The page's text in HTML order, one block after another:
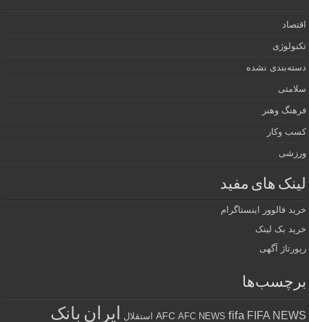
اقتصاد
تکنولوژی
دسته‌بندی نشده
سلامتی
فرهنگ وهنر
کسب وکار
ورزشی
لینک های مفید
خرید فالوور اینستاگرام
خرید بک لینک
رپورتاژ آگهی
برچسب‌ها
AFC AFC NEWS fifa FIFA NEWS استقلال ایران بانک